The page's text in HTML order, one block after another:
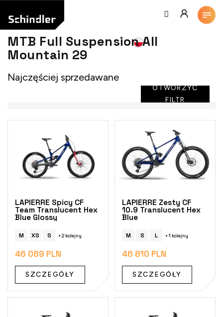
treści
MTB Full Suspension All
Mountain 29
Najczęściej sprzedawane
OTWORZYĆ
FILTR
L
LAPIERRE Spicy CF
Team Translucent Hex
Blue Glossy
M XS S + 2 kolejny
46 089 PLN
SZCZEGÓŁY
LAPIERRE Zesty CF
10.9 Translucent Hex
Blue
M S L + 1 kolejny
46 810 PLN
SZCZEGÓŁY